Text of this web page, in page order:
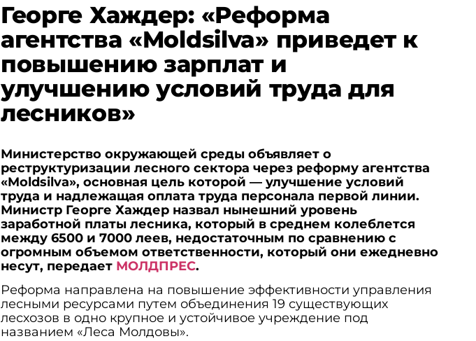
Георге Хаждер: «Реформа
агентства «Moldsilva» приведет к
повышению зарплат и
улучшению условий труда для
лесников»
Министерство окружающей среды объявляет о
реструктуризации лесного сектора через реформу агентства
«Moldsilva», основная цель которой — улучшение условий
труда и надлежащая оплата труда персонала первой линии.
Министр Георге Хаждер назвал нынешний уровень
заработной платы лесника, который в среднем колеблется
между 6500 и 7000 леев, недостаточным по сравнению с
огромным объемом ответственности, который они ежедневно
несут, передает МОЛДПРЕС.
Реформа направлена на повышение эффективности управления
лесными ресурсами путем объединения 19 существующих
лесхозов в одно крупное и устойчивое учреждение под
названием «Леса Молдовы».